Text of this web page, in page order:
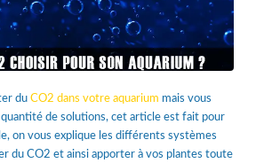
du CO2 dans votre aquarium mais vous
de solutions, cet article est fait pour
on vous explique les différents systèmes
du CO2 et ainsi apporter à vos plantes toute